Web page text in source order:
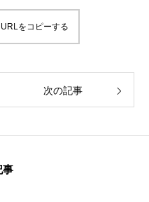
をコピーする
次の記事
事